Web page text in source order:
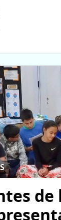
de